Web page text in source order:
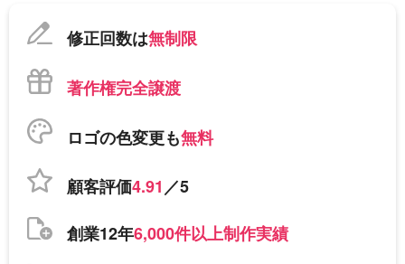
修正回数は無制限
著作権完全譲渡
ロゴの色変更も無料
顧客評価4.91／5
創業12年6,000件以上制作実績